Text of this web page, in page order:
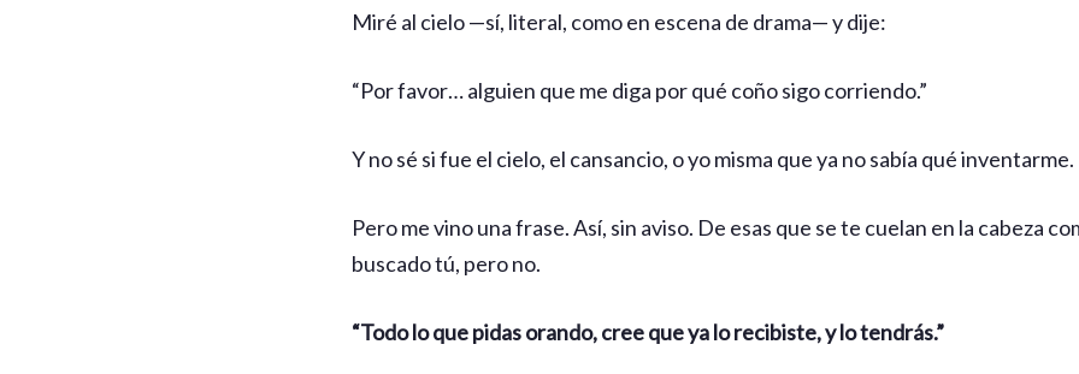
Miré al cielo —sí, literal, como en escena de drama— y dije:
“Por favor… alguien que me diga por qué coño sigo corriendo.”
Y no sé si fue el cielo, el cansancio, o yo misma que ya no sabía qué inventarme.
Pero me vino una frase. Así, sin aviso. De esas que se te cuelan en la cabeza
buscado tú, pero no.
“Todo lo que pidas orando, cree que ya lo recibiste, y lo tendrás.”